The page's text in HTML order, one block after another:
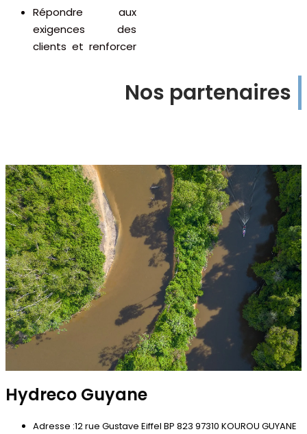
Répondre aux
exigences des
clients et renforcer
Nos partenaires
Hydreco Guyane
Adresse :12 rue Gustave Eiffel BP 823 97310 KOUROU GUYANE